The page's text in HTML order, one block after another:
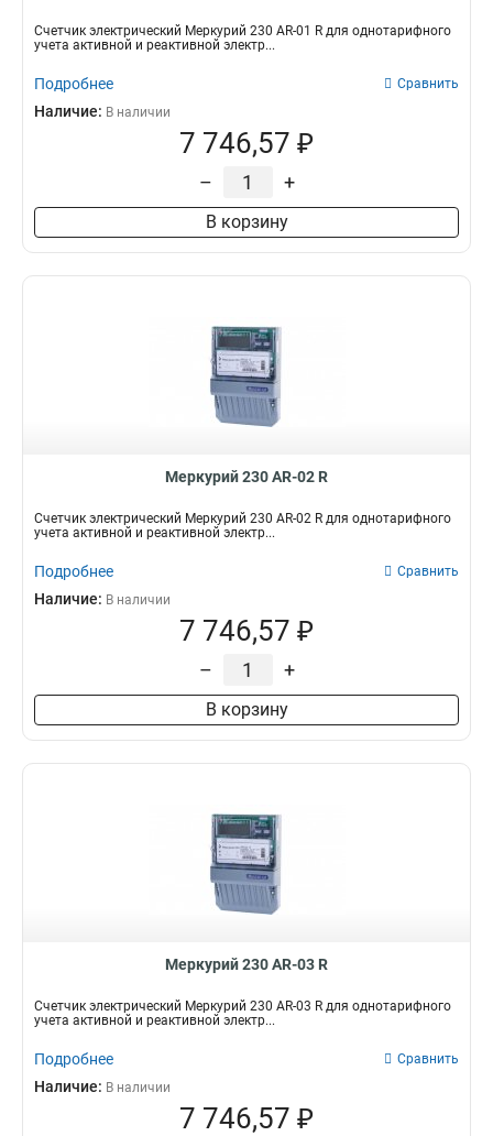
Счетчик электрический Меркурий 230 AR-01 R для однотарифного
учета активной и реактивной электр...
Подробнее Сравнить
Наличие: В наличии
7 746,57 ₽
– +
В корзину
Меркурий 230 AR-02 R
Счетчик электрический Меркурий 230 AR-02 R для однотарифного
учета активной и реактивной электр...
Подробнее Сравнить
Наличие: В наличии
7 746,57 ₽
– +
В корзину
Меркурий 230 AR-03 R
Счетчик электрический Меркурий 230 AR-03 R для однотарифного
учета активной и реактивной электр...
Подробнее Сравнить
Наличие: В наличии
7 746,57 ₽